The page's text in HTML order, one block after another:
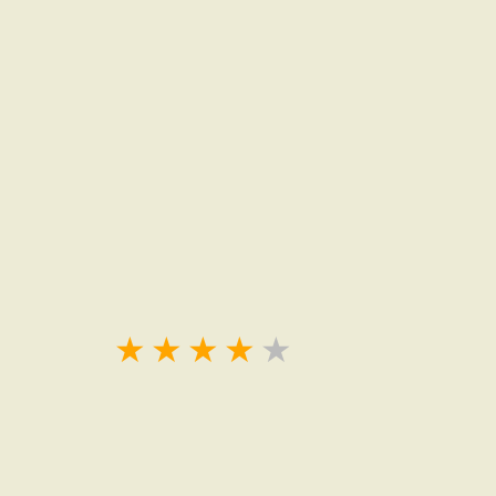
★
★
★
★
★